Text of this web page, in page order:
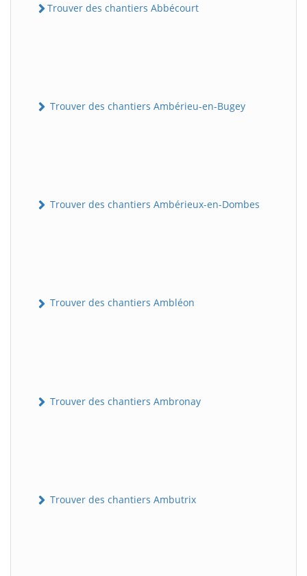
Trouver des chantiers Abbécourt
Trouver des chantiers Ambérieu-en-Bugey
Trouver des chantiers Ambérieux-en-Dombes
Trouver des chantiers Ambléon
Trouver des chantiers Ambronay
Trouver des chantiers Ambutrix